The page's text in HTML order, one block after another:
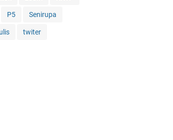
P5 Senirupa
twiter